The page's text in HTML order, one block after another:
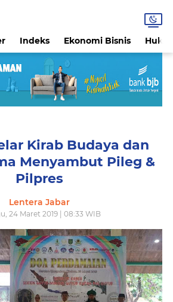
Indeks Ekonomi Bisnis
Kirab Budaya dan
Menyambut Pileg &
Pilpres
Lentera Jabar
24 Maret 2019 | 08:33 WIB